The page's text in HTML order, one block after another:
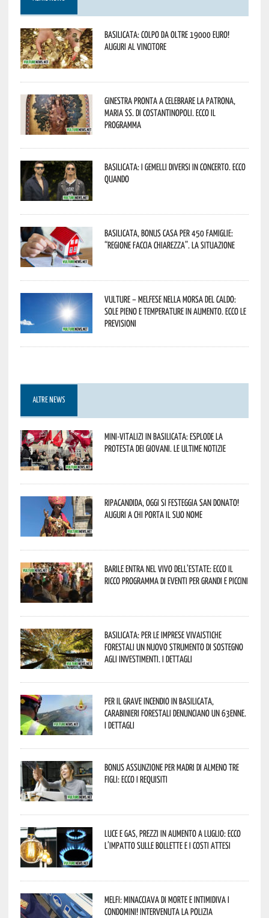
Basilicata: colpo da oltre 19000 Euro!
Auguri al vincitore
Ginestra pronta a celebrare la Patrona,
Maria SS. di Costantinopoli. Ecco il
programma
Basilicata: i Gemelli DiVersi in concerto. Ecco
quando
Basilicata, Bonus casa per 450 famiglie:
“Regione faccia chiarezza”. La situazione
Vulture – melfese nella morsa del caldo:
sole pieno e temperature in aumento. Ecco le
previsioni
ALTRE NEWS
Mini-vitalizi in Basilicata: esplode la
protesta dei giovani. Le ultime notizie
Ripacandida, oggi si festeggia San Donato!
Auguri a chi porta il suo nome
Barile entra nel vivo dell’estate: ecco il
ricco programma di eventi per grandi e piccini
Basilicata: per le imprese vivaistiche
forestali un nuovo strumento di sostegno
agli investimenti. I dettagli
Per il grave incendio in Basilicata,
Carabinieri forestali denunciano un 63enne.
I dettagli
Bonus assunzione per madri di almeno tre
figli: ecco i requisiti
Luce e gas, prezzi in aumento a luglio: ecco
l’impatto sulle bollette e i costi attesi
Melfi: minacciava di morte e intimidiva i
condomini! Intervenuta la Polizia